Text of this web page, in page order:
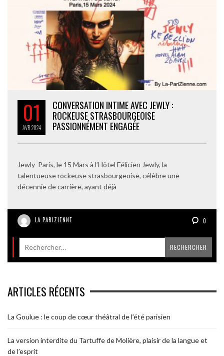
01
AVR2024
CONVERSATION INTIME AVEC JEWLY :
ROCKEUSE STRASBOURGEOISE
PASSIONNÉMENT ENGAGÉE
Jewly Paris, le 15 Mars à l’Hôtel Félicien Jewly, la
talentueuse rockeuse strasbourgeoise, célèbre une
décennie de carrière, ayant déjà
LA PARIZIENNE 0
ARTICLES RÉCENTS
La Goulue : le coup de cœur théâtral de l’été parisien
La version interdite du Tartuffe de Molière, plaisir de la langue et
de l’esprit